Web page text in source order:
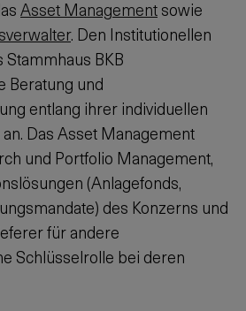
Asset Managementsowie
. Den Institutionellen
BKB
Beratung und
entlang ihrer individuellen
Das Asset Management
und Portfolio Management,
(Anlagefonds,
des Konzerns und
für andere
Schlüsselrolle bei deren